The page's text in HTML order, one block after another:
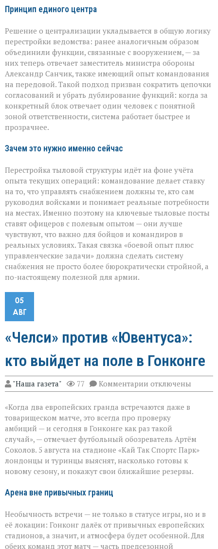
Принцип единого центра
Решение о централизации укладывается в общую логику
перестройки ведомства: ранее аналогичным образом
объединили функции, связанные с вооружением, — за
них теперь отвечает заместитель министра обороны
Александр Санчик, также имеющий опыт командования
на передовой. Такой подход призван сократить цепочки
согласований и убрать дублирование функций: когда за
конкретный блок отвечает один человек с понятной
зоной ответственности, система работает быстрее и
прозрачнее.
Зачем это нужно именно сейчас
Перестройка тыловой структуры идёт на фоне учёта
опыта текущих операций: командование делает ставку
на то, что управлять снабжением должны те, кто сам
руководил войсками и понимает реальные потребности
на местах. Именно поэтому на ключевые тыловые посты
ставят офицеров с полевым опытом — они лучше
чувствуют, что важно для бойцов и командиров в
реальных условиях. Такая связка «боевой опыт плюс
управленческие задачи» должна сделать систему
снабжения не просто более бюрократически стройной, а
по-настоящему полезной для армии.
05
АВГ
«Челси» против «Ювентуса»:
кто выйдет на поле в Гонконге
"Наша газета" 77 Комментарии к
записи
против
«Ювентуса»:
кто
выйдет
на
поле
в
Гонконге
отключены
«Когда два европейских гранда встречаются даже в
товарищеском матче, это всегда про проверку
амбиций — и сегодня в Гонконге как раз такой
случай», — отмечает футбольный обозреватель Артём
Соколов. 5 августа на стадионе «Кай Так Спортс Парк»
лондонцы и туринцы выяснят, насколько готовы к
новому сезону, и покажут свои ближайшие резервы.
Арена вне привычных границ
Необычность встречи — не только в статусе игры, но и в
её локации: Гонконг далёк от привычных европейских
стадионов, а значит, и атмосфера будет особенной. Для
обеих команд этот матч — часть предсезонной